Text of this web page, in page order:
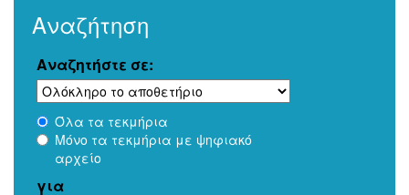
Αναζήτηση
Αναζητήστε σε:
Όλα τα τεκμήρια
Μόνο τα τεκμήρια με ψηφιακό
αρχείο
για